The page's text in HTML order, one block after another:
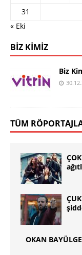
31
« Eki
BIZ KIMIZ
Biz
TÜM
OKAN